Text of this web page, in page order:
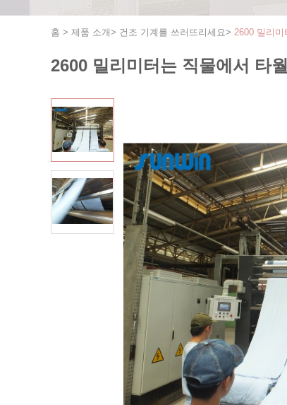
홈 > 제품 소개> 건조 기계를 쓰러뜨리세요> 2600 밀리
2600 밀리미터는 직물에서 타